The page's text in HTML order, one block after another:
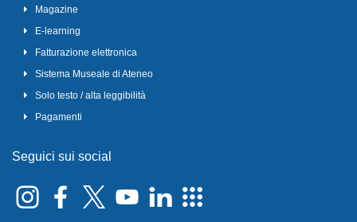
Magazine
E-learning
Fatturazione elettronica
Sistema Museale di Ateneo
Solo testo / alta leggibilità
Pagamenti
Seguici sui social